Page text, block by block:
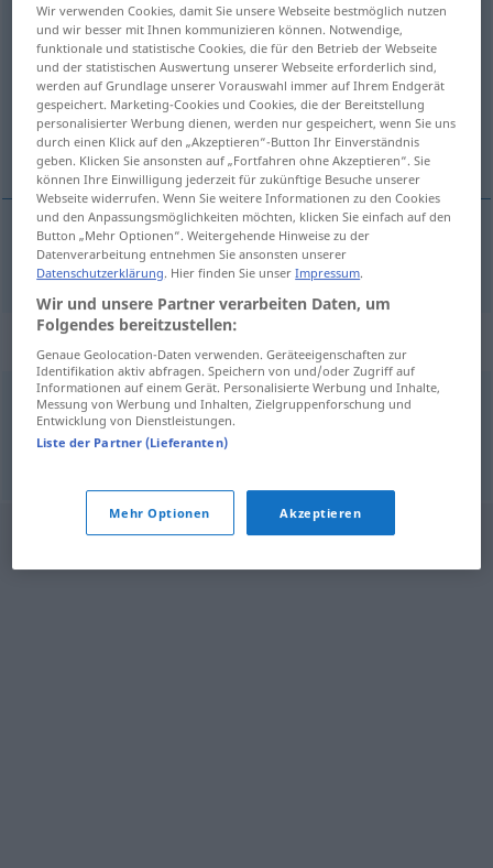
culebrear [kuleβreˈar]v/i
Übersicht aller Übersetzungen
(Für mehr Details die Übersetzung anklicken/antippen)
sich schlängeln
sichschlängeln culebrear
Synonyme für "culebrear"
zigzaguear,ondular,serpentear
Wir verwenden Cookies, damit Sie unsere Webseite bestmöglich nutzen
und wir besser mit Ihnen kommunizieren können. Notwendige,
funktionale und statistische Cookies, die für den Betrieb der Webseite
und der statistischen Auswertung unserer Webseite erforderlich sind,
werden auf Grundlage unserer Vorauswahl immer auf Ihrem Endgerät
gespeichert. Marketing-Cookies und Cookies, die der Bereitstellung
personalisierter Werbung dienen, werden nur gespeichert, wenn Sie uns
durch einen Klick auf den „Akzeptieren“-Button Ihr Einverständnis
geben. Klicken Sie ansonsten auf „Fortfahren ohne Akzeptieren“. Sie
können Ihre Einwilligung jederzeit für zukünftige Besuche unserer
Webseite widerrufen. Wenn Sie weitere Informationen zu den Cookies
und den Anpassungsmöglichkeiten möchten, klicken Sie einfach auf den
Button „Mehr Optionen“. Weitergehende Hinweise zu der
Datenverarbeitung entnehmen Sie ansonsten unserer
Datenschutzerklärung. Hier finden Sie unserImpressum.
Wir und unsere Partner verarbeiten Daten, um
Folgendes bereitzustellen:
Genaue Geolocation-Daten verwenden. Geräteeigenschaften zur
Identifikation aktiv abfragen. Speichern von und/oder Zugriff auf
Informationen auf einem Gerät. Personalisierte Werbung und Inhalte,
Messung von Werbung und Inhalten, Zielgruppenforschung und
Entwicklung von Dienstleistungen.
Liste der Partner (Lieferanten)
Mehr Optionen Akzeptieren